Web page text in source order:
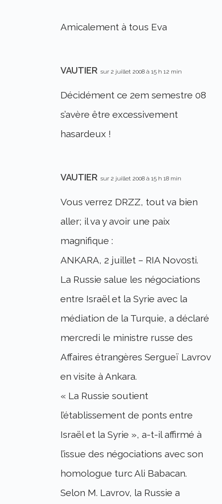
Amicalement à tous Eva
VAUTIER sur 2 juillet 2008 à 15 h 12 min
Décidément ce 2em semestre 08
s’avère être excessivement
hasardeux !
VAUTIER sur 2 juillet 2008 à 15 h 18 min
Vous verrez DRZZ, tout va bien
aller; il va y avoir une paix
magnifique :
ANKARA, 2 juillet – RIA Novosti.
La Russie salue les négociations
entre Israël et la Syrie avec la
médiation de la Turquie, a déclaré
mercredi le ministre russe des
Affaires étrangères Sergueï Lavrov
en visite à Ankara.
« La Russie soutient
l’établissement de ponts entre
Israël et la Syrie », a-t-il affirmé à
l’issue des négociations avec son
homologue turc Ali Babacan.
Selon M. Lavrov, la Russie a